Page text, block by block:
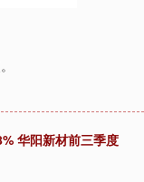
华阳新材前三季度